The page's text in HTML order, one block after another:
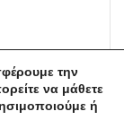
την
να μάθετε
ή